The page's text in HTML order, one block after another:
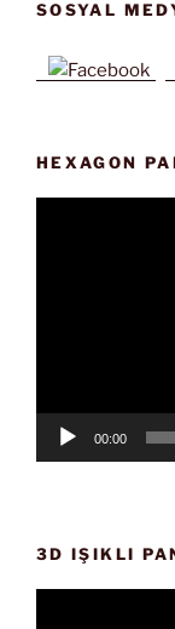
SOSYAL
HEXAGON
00:00
3D IŞIKLI